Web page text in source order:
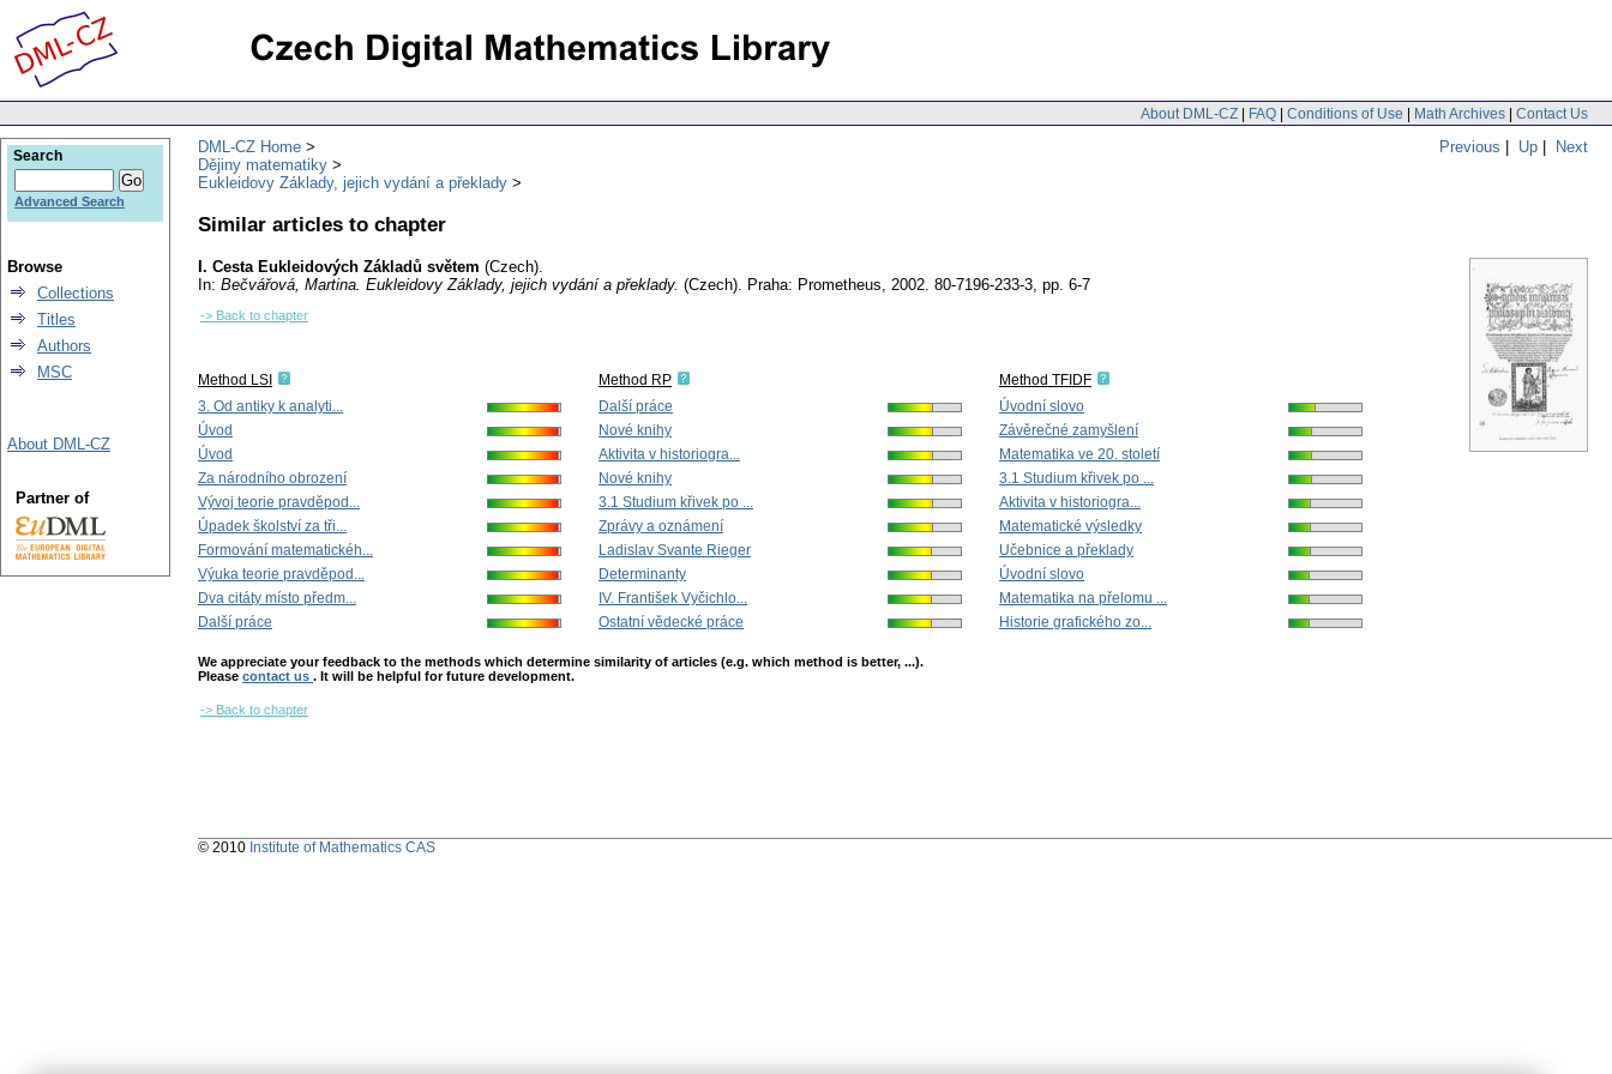
About DML-CZ | FAQ | Conditions of Use | Math Archives | Contact Us
Previous | Up | Next
DML-CZ Home
Dějiny matematiky
Eukleidovy Základy, jejich vydání a překlady
Similar articles to chapter
I. Cesta Eukleidových Základů světem (Czech).
In: Bečvářová, Martina. Eukleidovy Základy, jejich vydání a překlady. (Czech). Praha: Prometheus, 2002. 80-7196-233-3, pp. 6-7
-> Back to chapter
Method LSI
3. Od antiky k analyti...
Úvod
Úvod
Za národního obrození
Vývoj teorie pravděpod...
Úpadek školství za tři...
Formování matematickéh...
Výuka teorie pravděpod...
Dva citáty místo předm...
Další práce
Method RP
Další práce
Nové knihy
Aktivita v historiogra...
Nové knihy
3.1 Studium křivek po ...
Zprávy a oznámení
Ladislav Svante Rieger
Determinanty
IV. František Vyčichlo...
Ostatní vědecké práce
Method TFIDF
Úvodní slovo
Závěrečné zamyšlení
Matematika ve 20. století
3.1 Studium křivek po ...
Aktivita v historiogra...
Matematické výsledky
Učebnice a překlady
Úvodní slovo
Matematika na přelomu ...
Historie grafického zo...
We appreciate your feedback to the methods which determine similarity of articles (e.g. which method is better, ...).
Please contact us . It will be helpful for future development.
-> Back to chapter
Search
Advanced Search
Browse
Collections
Titles
Authors
MSC
About DML-CZ
Partner of
© 2010 Institute of Mathematics CAS